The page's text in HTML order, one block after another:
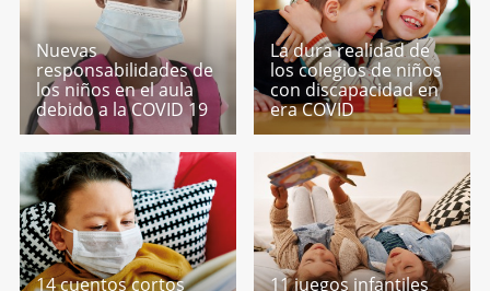
Nuevas
responsabilidades de
los niños en el aula
debido a la COVID 19
La dura realidad de
los colegios de niños
con discapacidad en
era COVID
14 cuentos cortos
11 juegos infantiles